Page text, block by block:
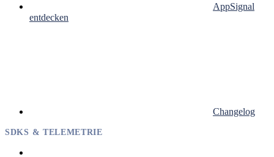
AppSignal
entdecken
Changelog
SDKS & TELEMETRIE